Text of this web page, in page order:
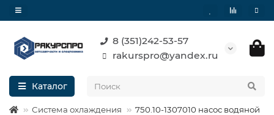
8 (351)242-53-57
rakurspro@yandex.ru
Каталог
Система охлаждения 750.10-1307010 насос водяной